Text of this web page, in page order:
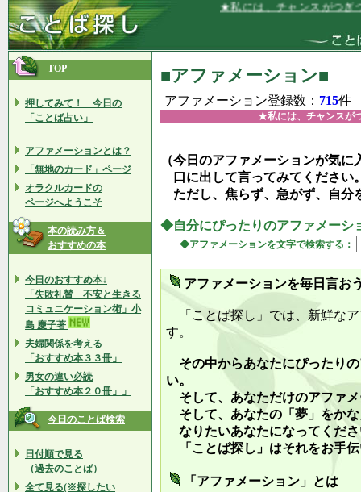
★私には、チャンスがつぎつぎと舞い
TOP
押してみて！ 今日の
「ことば占い」
アファメーションとは？
「無地のカード」ページ
オラクルカードの
ページへようこそ
本の読み方＆
おすすめの本
今日のおすすめ本↓
「失敗礼賛 不安と生きる
コミュニケーション術」小
島 慶子著
夫婦関係を考える
「おすすめ本３３冊」
男女の違い必読
「おすすめ本２０冊」」
今日のことば検索
日付順で見る
（過去のことば）
全て見る(※探したい
■アファメーション■
アファメーション登録数： 715件
★私には、チャンスが
（今日のアファメーションが気
口に出して言ってみてください
ただし、焦らず、急がず、自分
◆自分にぴったりのアファメーシ
◆アファメーションを文字で検索する：
アファメーションを毎日言お
「ことば探し」では、新鮮な
す。
その中からあなたにぴったり
い。
そして、あなただけのアファ
そして、あなたの「夢」をか
なりたいあなたになってくだ
「ことば探し」はそれをお手
「アファメーション」とは